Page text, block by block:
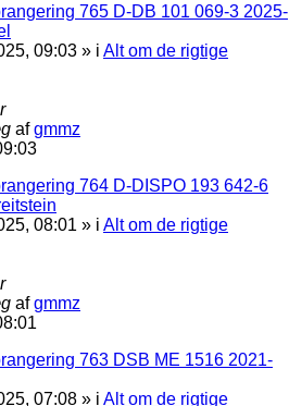
765 D-DB 101 069-3 2025-
09:03 » i Alt om de rigtige
afgmmz
764 D-DISPO 193 642-6
08:01 » i Alt om de rigtige
afgmmz
763 DSB ME 1516 2021-
07:08 » i Alt om de rigtige